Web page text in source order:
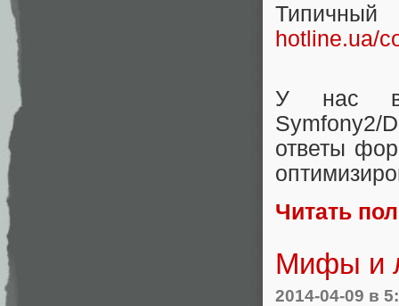
hotline.ua/
У нас
Symfony2/
ответы
Читать
Мифы и
2014-04-09 в